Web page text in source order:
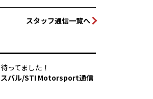
スタッフ通信一覧へ
待ってました！
スバル/STI Motorsport通信